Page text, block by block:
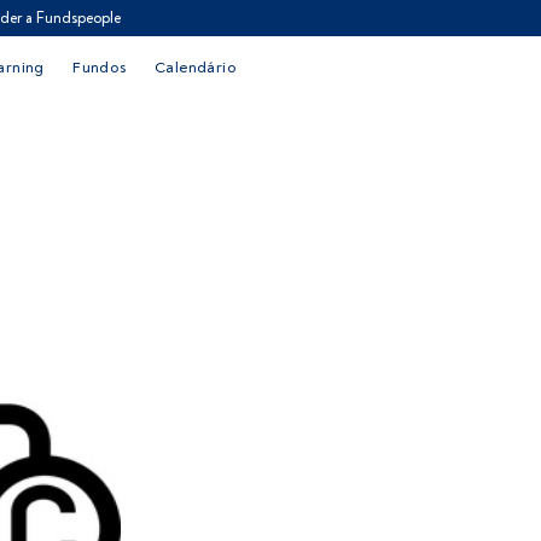
a Fundspeople
Fundos Calendário